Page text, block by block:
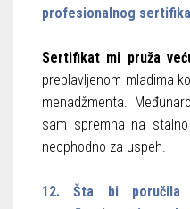
profesionalnog
Sertifikat mi pruža
preplavljenom mladima
menadžmenta.
sam spremna na
neophodno za uspeh.
12. Šta bi poručila